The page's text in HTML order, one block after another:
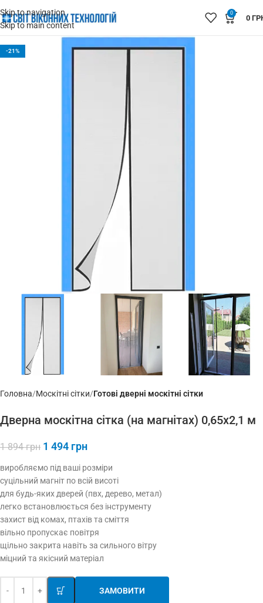
Skip to navigation
Skip to main content
0
0
-21%
Головна Москітні сітки Готові дверні москітні сітки
Дверна москітна сітка (на магнітах) 0,65х2,1 м
1 894грн 1 494 грн
виробляємо під ваші розміри
суцільний магніт по всій висоті
для будь-яких дверей (пвх, дерево, метал)
легко встановлюється без інструменту
захист від комах, птахів та сміття
вільно пропускає повітря
щільно закрита навіть за сильного вітру
міцний та якісний матеріал
ЗАМОВИТИ